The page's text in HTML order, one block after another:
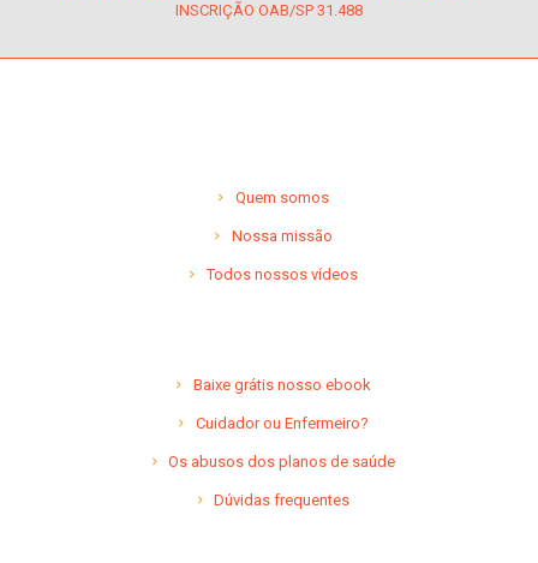
INSCRIÇÃO OAB/SP 31.488
Quem somos
Nossa missão
Todos nossos vídeos
Baixe grátis nosso ebook
Cuidador ou Enfermeiro?
Os abusos dos planos de saúde
Dúvidas frequentes